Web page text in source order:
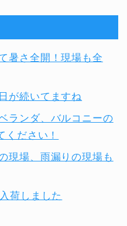
暑さ全開！現場も全
が続いてますね
ランダ、バルコニーの
ください！
現場、雨漏りの現場も
荷しました